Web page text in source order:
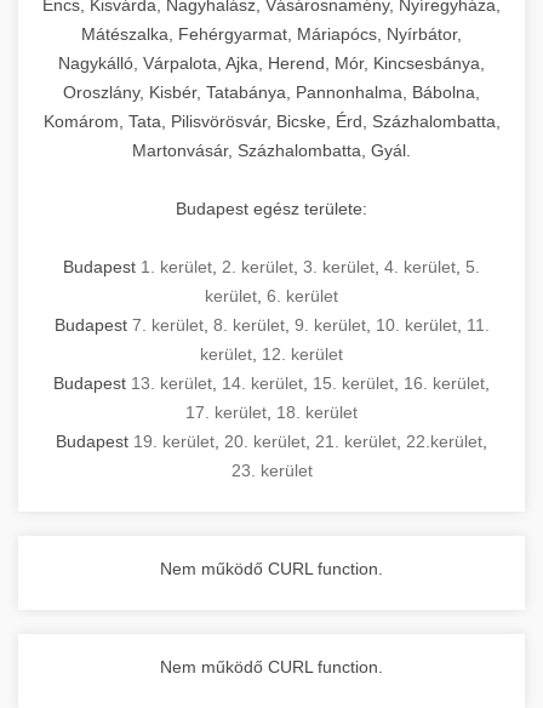
Encs, Kisvárda, Nagyhalász, Vásárosnamény, Nyíregyháza,
Mátészalka, Fehérgyarmat, Máriapócs, Nyírbátor,
Nagykálló, Várpalota, Ajka, Herend, Mór, Kincsesbánya,
Oroszlány, Kisbér, Tatabánya, Pannonhalma, Bábolna,
Komárom, Tata, Pilisvörösvár, Bicske, Érd, Százhalombatta,
Martonvásár, Százhalombatta, Gyál.
Budapest egész területe:
Budapest 1. kerület 2. kerület 3. kerület 4. kerület 5.
kerület 6. kerület
Budapest 7. kerület, 8. kerület, 9. kerület, 10. kerület, 11.
kerület 12. kerület
Budapest 13. kerület 14. kerület 15. kerület 16. kerület
17. kerület 18. kerület
Budapest 19. kerület 20. kerület 21. kerület 22.kerület
23. kerület
Nem működő CURL function.
Nem működő CURL function.